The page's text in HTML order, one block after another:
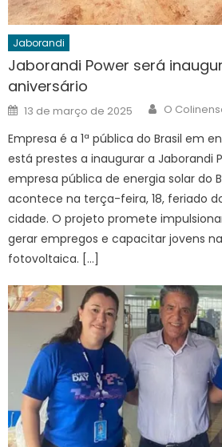
Jaborandi
Jaborandi Power será
aniversário
Posted
on
13 de março de 2025 Author
O
Empresa é a 1ª pública do Brasil em
está prestes a inaugurar a Jaborandi
empresa pública de energia solar do
acontece na terça-feira, 18, feriado
cidade. O projeto promete
gerar empregos e capacitar jovens
fotovoltaica. […]